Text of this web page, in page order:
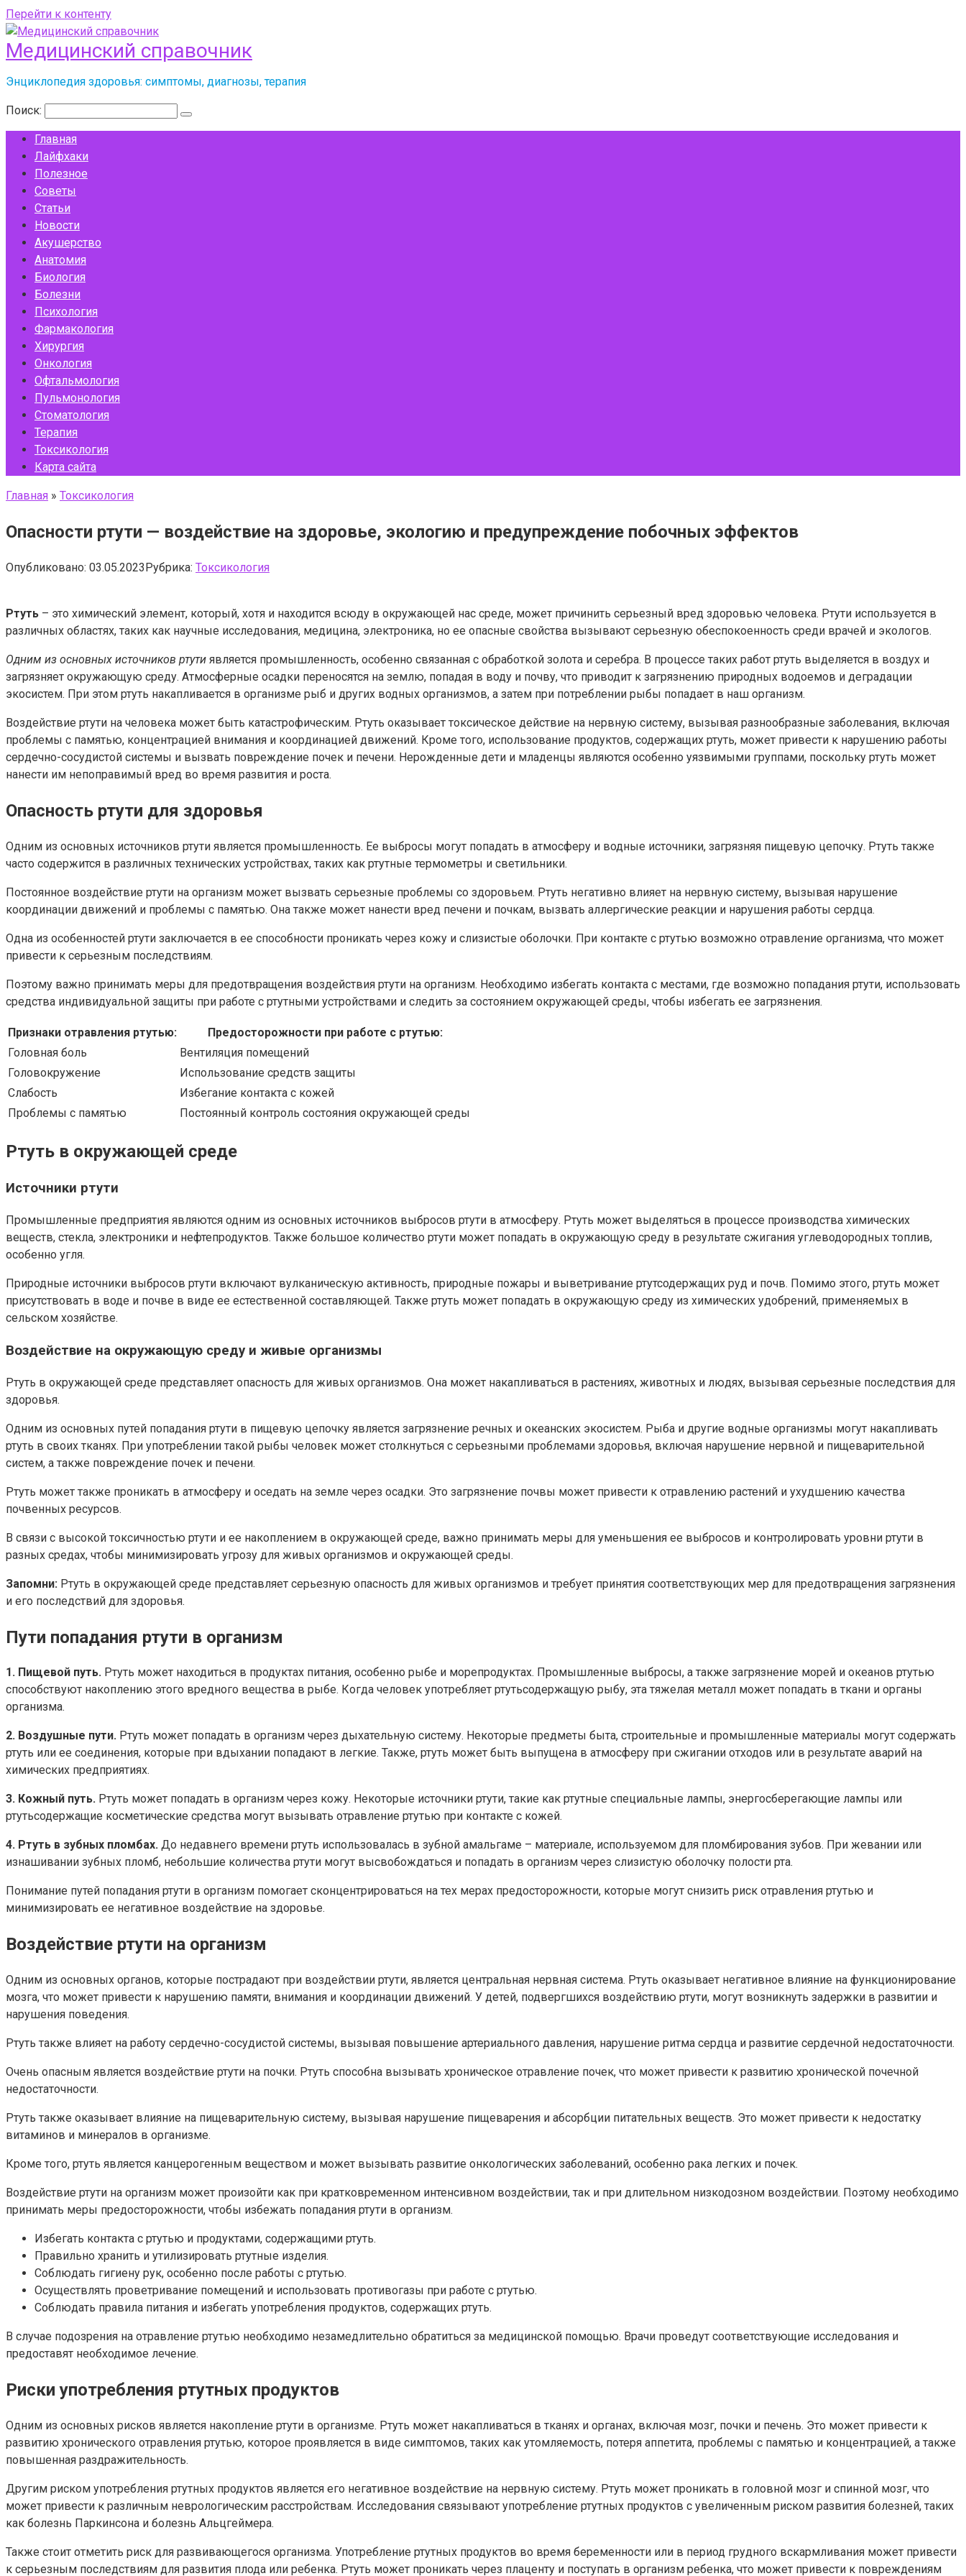
Перейти к контенту
Медицинский справочник
Энциклопедия здоровья: симптомы, диагнозы, терапия
Поиск:
Главная
Лайфхаки
Полезное
Советы
Статьи
Новости
Акушерство
Анатомия
Биология
Болезни
Психология
Фармакология
Хирургия
Онкология
Офтальмология
Пульмонология
Стоматология
Терапия
Токсикология
Карта сайта
Главная » Токсикология
Опасности ртути — воздействие на здоровье, экологию и предупреждение побочных эффектов
Опубликовано: 03.05.2023Рубрика: Токсикология
Ртуть – это химический элемент, который, хотя и находится всюду в окружающей нас среде, может причинить серьезный вред здоровью человека. Ртути используется в
различных областях, таких как научные исследования, медицина, электроника, но ее опасные свойства вызывают серьезную обеспокоенность среди врачей и экологов.
Одним из основных источников ртути является промышленность, особенно связанная с обработкой золота и серебра. В процессе таких работ ртуть выделяется в воздух и
загрязняет окружающую среду. Атмосферные осадки переносятся на землю, попадая в воду и почву, что приводит к загрязнению природных водоемов и деградации
экосистем. При этом ртуть накапливается в организме рыб и других водных организмов, а затем при потреблении рыбы попадает в наш организм.
Воздействие ртути на человека может быть катастрофическим. Ртуть оказывает токсическое действие на нервную систему, вызывая разнообразные заболевания, включая
проблемы с памятью, концентрацией внимания и координацией движений. Кроме того, использование продуктов, содержащих ртуть, может привести к нарушению работы
сердечно-сосудистой системы и вызвать повреждение почек и печени. Нерожденные дети и младенцы являются особенно уязвимыми группами, поскольку ртуть может
нанести им непоправимый вред во время развития и роста.
Опасность ртути для здоровья
Одним из основных источников ртути является промышленность. Ее выбросы могут попадать в атмосферу и водные источники, загрязняя пищевую цепочку. Ртуть также
часто содержится в различных технических устройствах, таких как ртутные термометры и светильники.
Постоянное воздействие ртути на организм может вызвать серьезные проблемы со здоровьем. Ртуть негативно влияет на нервную систему, вызывая нарушение
координации движений и проблемы с памятью. Она также может нанести вред печени и почкам, вызвать аллергические реакции и нарушения работы сердца.
Одна из особенностей ртути заключается в ее способности проникать через кожу и слизистые оболочки. При контакте с ртутью возможно отравление организма, что может
привести к серьезным последствиям.
Поэтому важно принимать меры для предотвращения воздействия ртути на организм. Необходимо избегать контакта с местами, где возможно попадания ртути, использовать
средства индивидуальной защиты при работе с ртутными устройствами и следить за состоянием окружающей среды, чтобы избегать ее загрязнения.
Признаки отравления ртутью:
Предосторожности при работе с ртутью:
Головная боль
Вентиляция помещений
Головокружение
Использование средств защиты
Слабость
Избегание контакта с кожей
Проблемы с памятью
Постоянный контроль состояния окружающей среды
Ртуть в окружающей среде
Источники ртути
Промышленные предприятия являются одним из основных источников выбросов ртути в атмосферу. Ртуть может выделяться в процессе производства химических
веществ, стекла, электроники и нефтепродуктов. Также большое количество ртути может попадать в окружающую среду в результате сжигания углеводородных топлив,
особенно угля.
Природные источники выбросов ртути включают вулканическую активность, природные пожары и выветривание ртутсодержащих руд и почв. Помимо этого, ртуть может
присутствовать в воде и почве в виде ее естественной составляющей. Также ртуть может попадать в окружающую среду из химических удобрений, применяемых в
сельском хозяйстве.
Воздействие на окружающую среду и живые организмы
Ртуть в окружающей среде представляет опасность для живых организмов. Она может накапливаться в растениях, животных и людях, вызывая серьезные последствия для
здоровья.
Одним из основных путей попадания ртути в пищевую цепочку является загрязнение речных и океанских экосистем. Рыба и другие водные организмы могут накапливать
ртуть в своих тканях. При употреблении такой рыбы человек может столкнуться с серьезными проблемами здоровья, включая нарушение нервной и пищеварительной
систем, а также повреждение почек и печени.
Ртуть может также проникать в атмосферу и оседать на земле через осадки. Это загрязнение почвы может привести к отравлению растений и ухудшению качества
почвенных ресурсов.
В связи с высокой токсичностью ртути и ее накоплением в окружающей среде, важно принимать меры для уменьшения ее выбросов и контролировать уровни ртути в
разных средах, чтобы минимизировать угрозу для живых организмов и окружающей среды.
Запомни: Ртуть в окружающей среде представляет серьезную опасность для живых организмов и требует принятия соответствующих мер для предотвращения загрязнения
и его последствий для здоровья.
Пути попадания ртути в организм
1. Пищевой путь. Ртуть может находиться в продуктах питания, особенно рыбе и морепродуктах. Промышленные выбросы, а также загрязнение морей и океанов ртутью
способствуют накоплению этого вредного вещества в рыбе. Когда человек употребляет ртутьсодержащую рыбу, эта тяжелая металл может попадать в ткани и органы
организма.
2. Воздушные пути. Ртуть может попадать в организм через дыхательную систему. Некоторые предметы быта, строительные и промышленные материалы могут содержать
ртуть или ее соединения, которые при вдыхании попадают в легкие. Также, ртуть может быть выпущена в атмосферу при сжигании отходов или в результате аварий на
химических предприятиях.
3. Кожный путь. Ртуть может попадать в организм через кожу. Некоторые источники ртути, такие как ртутные специальные лампы, энергосберегающие лампы или
ртутьсодержащие косметические средства могут вызывать отравление ртутью при контакте с кожей.
4. Ртуть в зубных пломбах. До недавнего времени ртуть использовалась в зубной амальгаме – материале, используемом для пломбирования зубов. При жевании или
изнашивании зубных пломб, небольшие количества ртути могут высвобождаться и попадать в организм через слизистую оболочку полости рта.
Понимание путей попадания ртути в организм помогает сконцентрироваться на тех мерах предосторожности, которые могут снизить риск отравления ртутью и
минимизировать ее негативное воздействие на здоровье.
Воздействие ртути на организм
Одним из основных органов, которые пострадают при воздействии ртути, является центральная нервная система. Ртуть оказывает негативное влияние на функционирование
мозга, что может привести к нарушению памяти, внимания и координации движений. У детей, подвергшихся воздействию ртути, могут возникнуть задержки в развитии и
нарушения поведения.
Ртуть также влияет на работу сердечно-сосудистой системы, вызывая повышение артериального давления, нарушение ритма сердца и развитие сердечной недостаточности.
Очень опасным является воздействие ртути на почки. Ртуть способна вызывать хроническое отравление почек, что может привести к развитию хронической почечной
недостаточности.
Ртуть также оказывает влияние на пищеварительную систему, вызывая нарушение пищеварения и абсорбции питательных веществ. Это может привести к недостатку
витаминов и минералов в организме.
Кроме того, ртуть является канцерогенным веществом и может вызывать развитие онкологических заболеваний, особенно рака легких и почек.
Воздействие ртути на организм может произойти как при кратковременном интенсивном воздействии, так и при длительном низкодозном воздействии. Поэтому необходимо
принимать меры предосторожности, чтобы избежать попадания ртути в организм.
Избегать контакта с ртутью и продуктами, содержащими ртуть.
Правильно хранить и утилизировать ртутные изделия.
Соблюдать гигиену рук, особенно после работы с ртутью.
Осуществлять проветривание помещений и использовать противогазы при работе с ртутью.
Соблюдать правила питания и избегать употребления продуктов, содержащих ртуть.
В случае подозрения на отравление ртутью необходимо незамедлительно обратиться за медицинской помощью. Врачи проведут соответствующие исследования и
предоставят необходимое лечение.
Риски употребления ртутных продуктов
Одним из основных рисков является накопление ртути в организме. Ртуть может накапливаться в тканях и органах, включая мозг, почки и печень. Это может привести к
развитию хронического отравления ртутью, которое проявляется в виде симптомов, таких как утомляемость, потеря аппетита, проблемы с памятью и концентрацией, а также
повышенная раздражительность.
Другим риском употребления ртутных продуктов является его негативное воздействие на нервную систему. Ртуть может проникать в головной мозг и спинной мозг, что
может привести к различным неврологическим расстройствам. Исследования связывают употребление ртутных продуктов с увеличенным риском развития болезней, таких
как болезнь Паркинсона и болезнь Альцгеймера.
Также стоит отметить риск для развивающегося организма. Употребление ртутных продуктов во время беременности или в период грудного вскармливания может привести
к серьезным последствиям для развития плода или ребенка. Ртуть может проникать через плаценту и поступать в организм ребенка, что может привести к повреждениям